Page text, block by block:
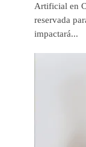
Artificial en
reservada
impactará...